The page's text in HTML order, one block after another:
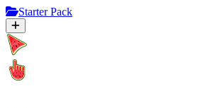
Starter Pack